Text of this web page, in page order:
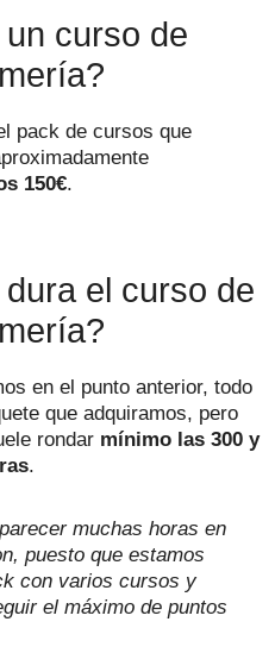
curso de
pack de cursos que
150€.
el curso de
en el punto anterior, todo
que adquiramos, pero
rondarmínimo las 300 y
.
muchas horas en
puesto que estamos
con varios cursos y
el máximo de puntos